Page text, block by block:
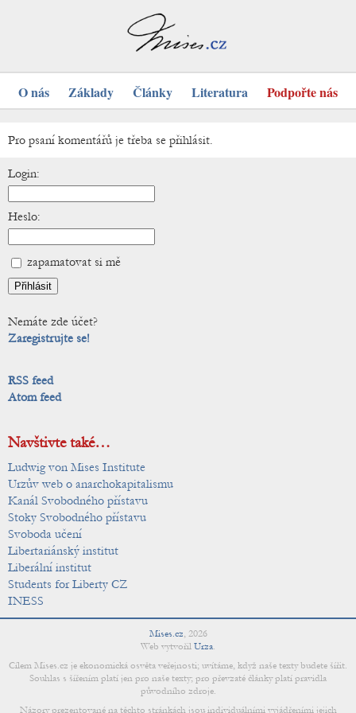
O nás Základy Články Literatura Podpořte nás
Pro psaní komentářů je třeba se přihlásit.
Login:
Heslo:
zapamatovat si mě
Nemáte zde účet?
Zaregistrujte se!
RSS feed
Atom feed
Navštivte také…
Ludwig von Mises Institute
Urzův web o anarchokapitalismu
Kanál Svobodného přístavu
Stoky Svobodného přístavu
Svoboda učení
Libertariánský institut
Liberální institut
Students for Liberty CZ
INESS
Mises.cz, 2026
Web vytvořil Urza.
Cílem Mises.cz je ekonomická osvěta veřejnosti; uvítáme, když naše texty budete šířit.
Souhlas s šířením platí jen pro naše texty; pro převzaté články platí pravidla
původního zdroje.
Názory prezentované na těchto stránkách jsou individuálními vyjádřeními jejich